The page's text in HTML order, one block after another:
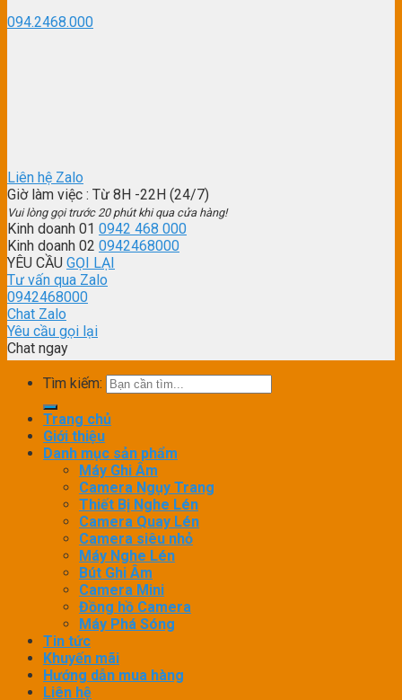
094.2468.000
Liên hệ Zalo
Giờ làm việc : Từ 8H -22H (24/7)
Vui lòng gọi trước 20 phút khi qua cửa hàng!
Kinh doanh 01 0942 468 000
Kinh doanh 02 0942468000
YÊU CẦU GỌI LẠI
Tư vấn qua Zalo
0942468000
Chat Zalo
Yêu cầu gọi lại
Chat ngay
Tìm kiếm:
Trang chủ
Giới thiệu
Danh mục sản phẩm
Máy Ghi Âm
Camera Ngụy Trang
Thiết Bị Nghe Lén
Camera Quay Lén
Camera siêu nhỏ
Máy Nghe Lén
Bút Ghi Âm
Camera Mini
Đồng hồ Camera
Máy Phá Sóng
Tin tức
Khuyến mãi
Hướng dẫn mua hàng
Liên hệ